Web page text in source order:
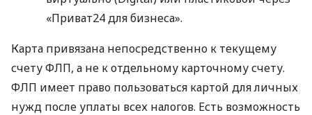
«Приват24 для бизнеса».
Карта привязана непосредственно к текущему
счету ФЛП, а не к отдельному карточному счету.
ФЛП имеет право пользоваться картой для личных
нужд после уплаты всех налогов. Есть возможность